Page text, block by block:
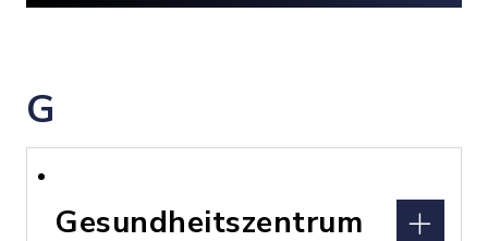
G
Gesundheitszentrum